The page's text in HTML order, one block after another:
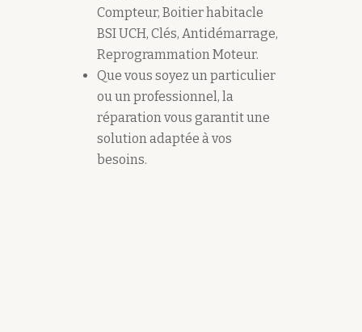
Compteur, Boitier habitacle
BSI UCH, Clés, Antidémarrage,
Reprogrammation Moteur.
Que vous soyez un particulier
ou un professionnel, la
réparation vous garantit une
solution adaptée à vos
besoins.